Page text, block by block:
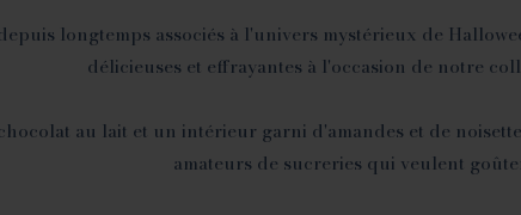
longtemps associés à l'univers mystérieux de
délicieuses et effrayantes à l'occasion de notre
au lait et un intérieur garni d'amandes et de
amateurs de sucreries qui veulent